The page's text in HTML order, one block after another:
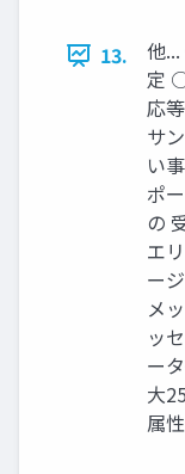
13.
他
定
応
サ
い
ポ
の
エ
ー
メ
ッ
ー
大
属